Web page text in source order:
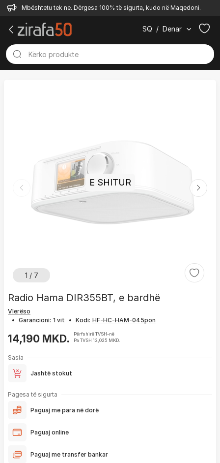
Mbështetu tek ne. Dërgesa 100% të sigurta, kudo në Maqedoni.
SQ / Denar
1 / 7
E SHITUR
Radio Hama DIR355BT, e bardhë
Vlerëso
• Garancioni: 1 vit • Kodi:
14,190 MKD.
Përfshirë TVSH-në
Pa TVSH 12,025 MKD.
Sasia
Jashtë stokut
Pagesa të sigurta
Paguaj me para në dorë
Paguaj online
Paguaj me transfer bankar